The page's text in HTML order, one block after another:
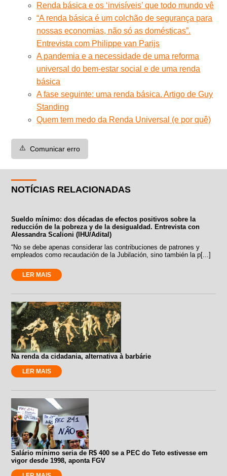
Renda básica e os ‘invisíveis’ que todo mundo vê
“A renda básica é um colchão de segurança para
nossas economias, não só as domésticas”.
Entrevista com Philippe van Parijs
A pandemia e a necessidade de uma reforma
universal do bem-estar social e de uma renda
básica
A fase seguinte: uma renda básica. Artigo de Guy
Standing
Quem tem medo da Renda Universal (e por quê)
⚠️ Comunicar erro
NOTÍCIAS RELACIONADAS
Sueldo mínimo: dos décadas de efectos positivos sobre la
reducción de la pobreza y de la desigualdad. Entrevista con
Alessandra Scalioni (IHU/Adital)
“No se debe apenas considerar las contribuciones de patrones y
empleados como recaudación de la Jubilación, sino también la p[...]
LER MAIS
Na renda da cidadania, alternativa à barbárie
LER MAIS
Salário mínimo seria de R$ 400 se a PEC do Teto estivesse em
vigor desde 1998, aponta FGV